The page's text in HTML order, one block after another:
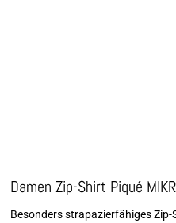
Damen Zip-Shirt Piqué
Besonders strapazierfähiges